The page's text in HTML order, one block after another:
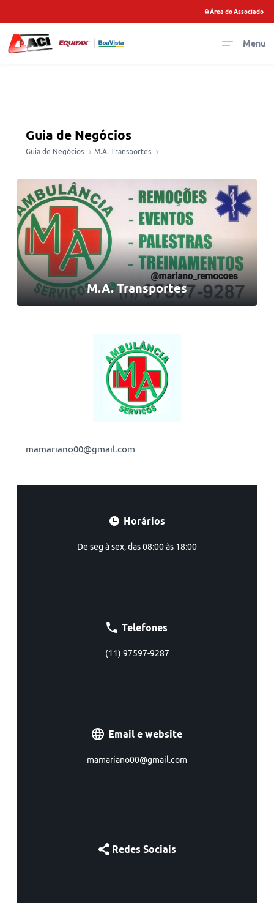
Área do Associado
Menu
Guia de Negócios
Guia de Negócios M.A. Transportes
M.A. Transportes
mamariano00@gmail.com
Horários
De seg à sex, das 08:00 às 18:00
Telefones
(11) 97597-9287
Email e website
mamariano00@gmail.com
Redes Sociais